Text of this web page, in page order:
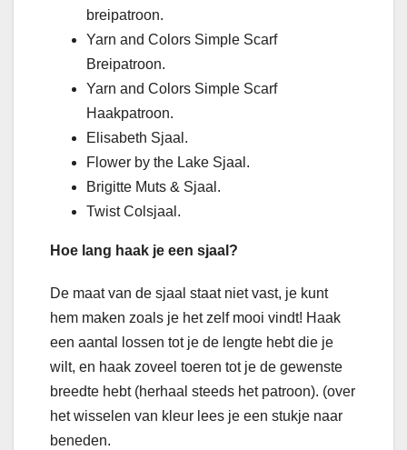
breipatroon.
Yarn and Colors Simple Scarf
Breipatroon.
Yarn and Colors Simple Scarf
Haakpatroon.
Elisabeth Sjaal.
Flower by the Lake Sjaal.
Brigitte Muts & Sjaal.
Twist Colsjaal.
Hoe lang haak je een sjaal?
De maat van de sjaal staat niet vast, je kunt
hem maken zoals je het zelf mooi vindt! Haak
een aantal lossen tot je de lengte hebt die je
wilt, en haak zoveel toeren tot je de gewenste
breedte hebt (herhaal steeds het patroon). (over
het wisselen van kleur lees je een stukje naar
beneden.